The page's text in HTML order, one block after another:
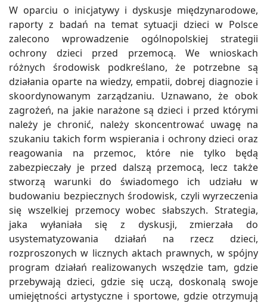
W oparciu o inicjatywy i dyskusje międzynarodowe,
raporty z badań na temat sytuacji dzieci w Polsce
zalecono wprowadzenie ogólnopolskiej strategii
ochrony dzieci przed przemocą. We wnioskach
różnych środowisk podkreślano, że potrzebne są
działania oparte na wiedzy, empatii, dobrej diagnozie i
skoordynowanym zarządzaniu. Uznawano, że obok
zagrożeń, na jakie narażone są dzieci i przed którymi
należy je chronić, należy skoncentrować uwagę na
szukaniu takich form wspierania i ochrony dzieci oraz
reagowania na przemoc, które nie tylko będą
zabezpieczały je przed dalszą przemocą, lecz także
stworzą warunki do świadomego ich udziału w
budowaniu bezpiecznych środowisk, czyli wyrzeczenia
się wszelkiej przemocy wobec słabszych. Strategia,
jaka wyłaniała się z dyskusji, zmierzała do
usystematyzowania działań na rzecz dzieci,
rozproszonych w licznych aktach prawnych, w spójny
program działań realizowanych wszędzie tam, gdzie
przebywają dzieci, gdzie się uczą, doskonalą swoje
umiejętności artystyczne i sportowe, gdzie otrzymują